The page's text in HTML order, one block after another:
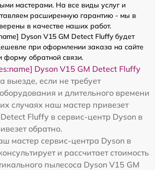
мастерами. На все виды услуг и
расширенную гарантию - мы в
в качестве наших работ.
Dyson V15 GM Detect Fluffy будет
при оформлении заказа на сайте
форму обратной связи.
Dyson V15 GM Detect Fluffy
выезде, если не требует
и длительного времени
случаях наш мастер привезет
Fluffy в сервис-центр Dyson в
обратно.
мастер сервис-центра Dyson в
и рассчитает стоимость
пылесоса Dyson V15 GM